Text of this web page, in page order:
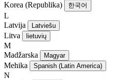
Korea (Republika) 한국어
L
Latvija
Latviešu
Litva lietuvių
M
Madžarska
Magyar
Mehika Spanish (Latin America)
N